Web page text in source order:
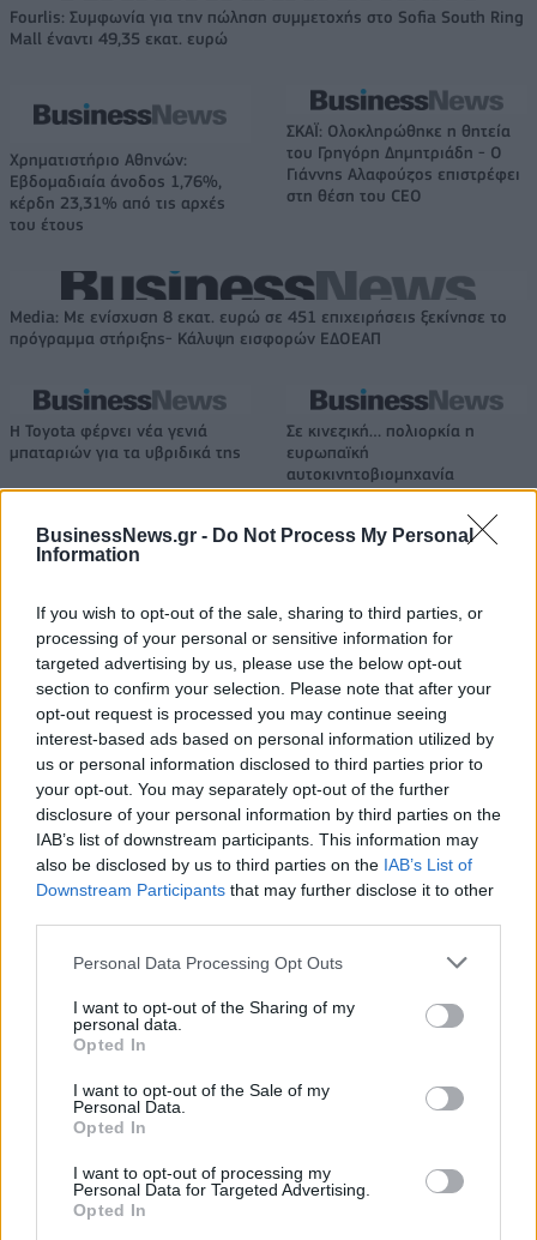
BusinessNews.gr - Do Not Process My Personal
Information
If you wish to opt-out of the sale, sharing to third parties, or
processing of your personal or sensitive information for
targeted advertising by us, please use the below opt-out
section to confirm your selection. Please note that after your
opt-out request is processed you may continue seeing
interest-based ads based on personal information utilized by
us or personal information disclosed to third parties prior to
your opt-out. You may separately opt-out of the further
disclosure of your personal information by third parties on the
IAB’s list of downstream participants. This information may
also be disclosed by us to third parties on the IAB’s List of
Downstream Participants that may further disclose it to other
Personal Data Processing Opt Outs
I want to opt-out of the Sharing of my
personal data.
Opted In
I want to opt-out of the Sale of my
Personal Data.
Opted In
I want to opt-out of processing my
Personal Data for Targeted Advertising.
Opted In
Fourlis: Συμφωνία για την πώληση συμμετοχής στο Sofia South Ring
Mall έναντι 49,35 εκατ. ευρώ
Χρηματιστήριο Αθηνών:
Εβδομαδιαία άνοδος 1,76%,
κέρδη 23,31% από τις αρχές
του έτους
ΣΚΑΪ: Ολοκληρώθηκε η θητεία
του Γρηγόρη Δημητριάδη - Ο
Γιάννης Αλαφούζος επιστρέφει
στη θέση του CEO
Media: Με ενίσχυση 8 εκατ. ευρώ σε 451 επιχειρήσεις ξεκίνησε το
πρόγραμμα στήριξης- Κάλυψη εισφορών ΕΔΟΕΑΠ
Η Toyota φέρνει νέα γενιά
μπαταριών για τα υβριδικά της
Σε κινεζική… πολιορκία η
ευρωπαϊκή
αυτοκινητοβιομηχανία
Νέο Audi A2 e-tron με στόχο την κορυφή της αποδοτικότητας
Εθνική Νεανίδων: Απέναντι
στην Ισλανδία για την 5η θέση
στο Ευρωμπάσκετ (live stream)
Η Κέλσι Μίτσελ έγραψε ιστορία
στη νίκη της Ιντιάνα επί του
Ελληνική Αναπτυξιακή Τράπεζα: Με «προίκα» 2 δισ. ευρώ ανοίγει
δρόμο για δάνεια έως 5 δισ. σε μικρομεσαίες
εκατ. ευρώ και αύξηση κερδών
low & non alcohol
Χρηματοοικονομικός
είσοδο στην πολωνική αγορά
ενέργειας
Η Chery επενδύει 75 εκατ. δολάρια στην KG Mobility
Το FIAT 500 Hybrid τώρα από